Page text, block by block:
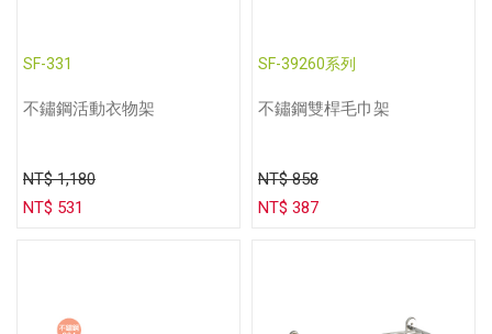
SF-331
不鏽鋼活動衣物架
NT$ 1,180
NT$ 531
SF-39260系列
不鏽鋼雙桿毛巾架
NT$ 858
NT$ 387